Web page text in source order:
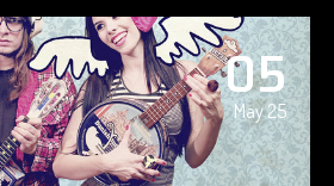
05
May 25